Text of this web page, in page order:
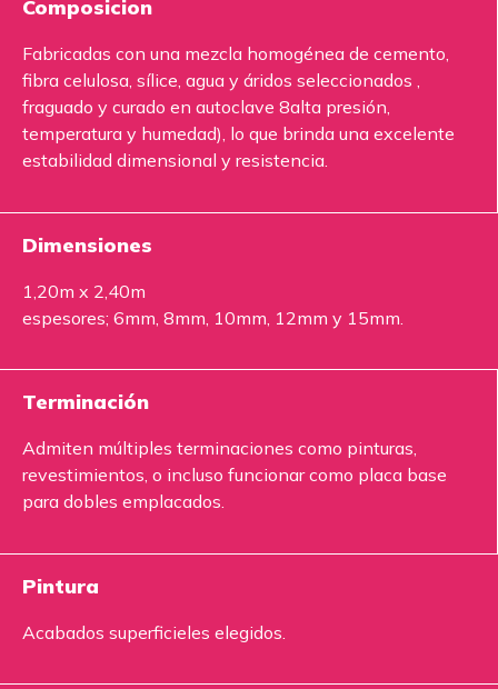
Composicion
Fabricadas con una mezcla homogénea de cemento,
fibra celulosa, sílice, agua y áridos seleccionados ,
fraguado y curado en autoclave 8alta presión,
temperatura y humedad), lo que brinda una excelente
estabilidad dimensional y resistencia.
Dimensiones
1,20m x 2,40m
espesores; 6mm, 8mm, 10mm, 12mm y 15mm.
Terminación
Admiten múltiples terminaciones como pinturas,
revestimientos, o incluso funcionar como placa base
para dobles emplacados.
Pintura
Acabados superficieles elegidos.